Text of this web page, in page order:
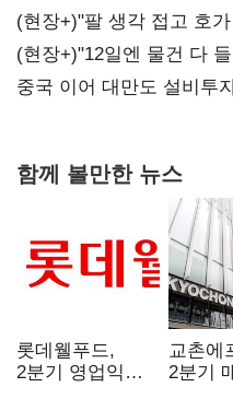
숙제
(현장+)"팔 생각 접고 호
20억 키맞추기
(현장+)"12일엔 물건 다
연 홈플러스
중국 이어 대만도 설비투
함께 볼만한 뉴스
롯데웰푸드,
2분기 영업익
교촌에
2분기